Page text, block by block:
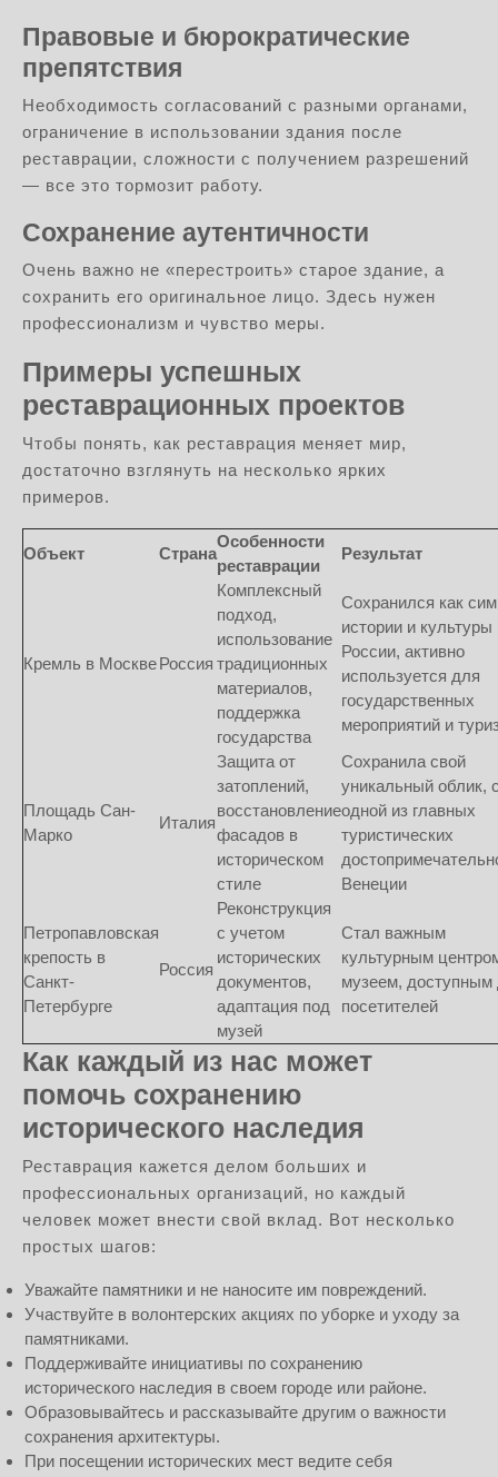
Правовые и бюрократические
препятствия
Необходимость согласований с разными органами,
ограничение в использовании здания после
реставрации, сложности с получением разрешений
— все это тормозит работу.
Сохранение аутентичности
Очень важно не «перестроить» старое здание, а
сохранить его оригинальное лицо. Здесь нужен
профессионализм и чувство меры.
Примеры успешных
реставрационных проектов
Чтобы понять, как реставрация меняет мир,
достаточно взглянуть на несколько ярких
примеров.
Объект Страна
Особенности
реставрации
Результат
Кремль в МосквеРоссия
Комплексный
подход,
использование
традиционных
материалов,
поддержка
государства
Сохранился как
истории и культуры
России, активно
используется для
государственных
мероприятий и
Площадь Сан-
Марко
Италия
Защита от
затоплений,
восстановление
фасадов в
историческом
стиле
Сохранила свой
уникальный облик,
одной из главных
туристических
Венеции
Петропавловская
крепость в
Санкт-
Петербурге
Россия
Реконструкция
с учетом
исторических
документов,
адаптация под
музей
Стал важным
культурным
музеем, доступным
посетителей
Как каждый из нас может
помочь сохранению
исторического наследия
Реставрация кажется делом больших и
профессиональных организаций, но каждый
человек может внести свой вклад. Вот несколько
простых шагов:
Уважайте памятники и не наносите им повреждений.
Участвуйте в волонтерских акциях по уборке и уходу за
памятниками.
Поддерживайте инициативы по сохранению
исторического наследия в своем городе или районе.
Образовывайтесь и рассказывайте другим о важности
сохранения архитектуры.
При посещении исторических мест ведите себя